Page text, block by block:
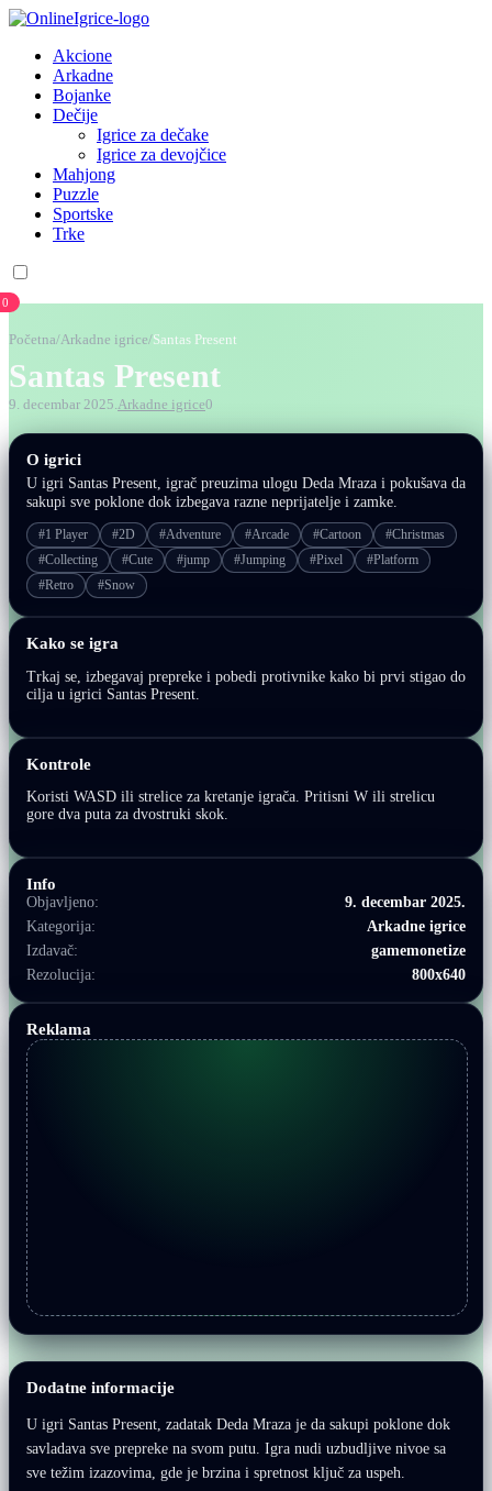
Akcione
Arkadne
Bojanke
Dečije
Igrice za dečake
Igrice za devojčice
Mahjong
Puzzle
Sportske
Trke
0
Početna/Arkadne igrice/Santas Present
Santas Present
9. decembar 2025.Arkadne igrice0
Dodatne informacije
U igri Santas Present, zadatak Deda Mraza je da sakupi poklone dok
savladava sve prepreke na svom putu. Igra nudi uzbudljive nivoe sa
sve težim izazovima, gde je brzina i spretnost ključ za uspeh.
O igrici
U igri Santas Present, igrač preuzima ulogu Deda Mraza i pokušava da
sakupi sve poklone dok izbegava razne neprijatelje i zamke.
#1 Player #2D #Adventure #Arcade #Cartoon
#Christmas
#Collecting
#Cute #jump #Jumping #Pixel
#Platform
#Retro
#Snow
Kako se igra
Trkaj se, izbegavaj prepreke i pobedi protivnike kako bi prvi stigao do
cilja u igrici Santas Present.
Kontrole
Koristi WASD ili strelice za kretanje igrača. Pritisni W ili strelicu
gore dva puta za dvostruki skok.
Info
Objavljeno:
9. decembar 2025.
Kategorija:
Arkadne igrice
Izdavač:
gamemonetize
Rezolucija:
800x640
Reklama